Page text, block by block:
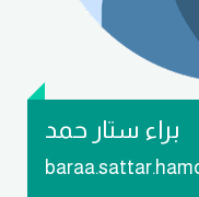
براء ستار حمد